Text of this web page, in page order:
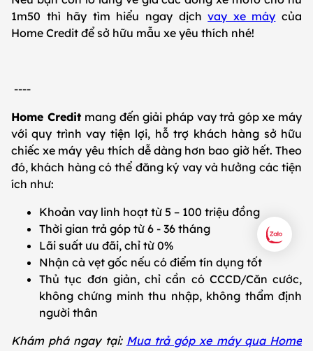
1m50 thì hãy tìm hiểu ngay dịchvay xe máy của
Home Credit để sở hữu mẫu xe yêu thích nhé!
----
Home Credit mang đến giải pháp vay trả góp xe máy
với quy trình vay tiện lợi, hỗ trợ khách hàng sở hữu
chiếc xe máy yêu thích dễ dàng hơn bao giờ hết. Theo
đó, khách hàng có thể đăng ký vay và hưởng các tiện
ích như:
Khoản vay linh hoạt từ 5 – 100 triệu đồng
Thời gian trả góp từ 6 - 36 tháng
Lãi suất ưu đãi, chỉ từ 0%
Nhận cà vẹt gốc nếu có điểm tín dụng tốt
Thủ tục đơn giản, chỉ cần có CCCD/Căn cước,
không chứng minh thu nhập, không thẩm định
người thân
Khám phá ngay tại: Mua trả góp xe máy qua Home